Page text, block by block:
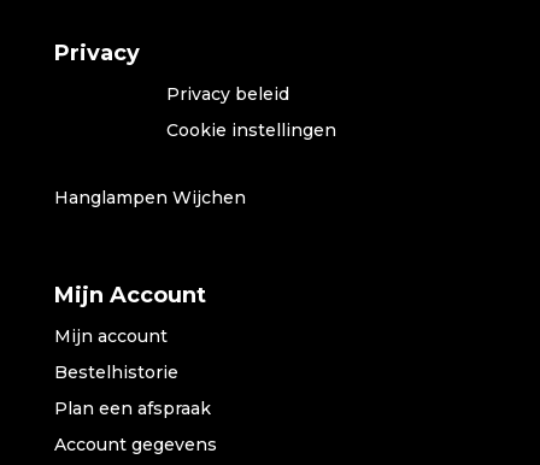
Privacy
Privacy beleid
Cookie instellingen
Hanglampen Wijchen
Mijn Account
Mijn account
Bestelhistorie
Plan een afspraak
Account gegevens